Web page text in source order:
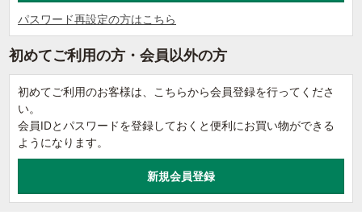
パスワード再設定の方はこちら
初めてご利用の方・会員以外の方
初めてご利用のお客様は、こちらから会員登録を行ってくださ
い。
会員IDとパスワードを登録しておくと便利にお買い物ができる
ようになります。